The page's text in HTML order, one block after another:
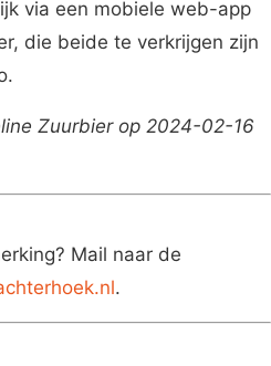
via een mobiele web-app
die beide te verkrijgen zijn
Zuurbier op 2024-02-16
Mail naar de
.